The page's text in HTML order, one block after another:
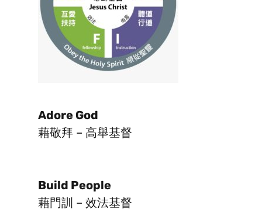
Adore God
藉敬拜 – 高舉基督
Build People
藉門訓 – 效法基督